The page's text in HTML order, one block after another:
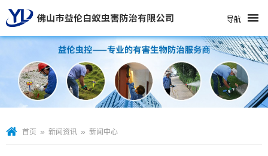
导航
首页 » 新闻资讯 » 新闻中心